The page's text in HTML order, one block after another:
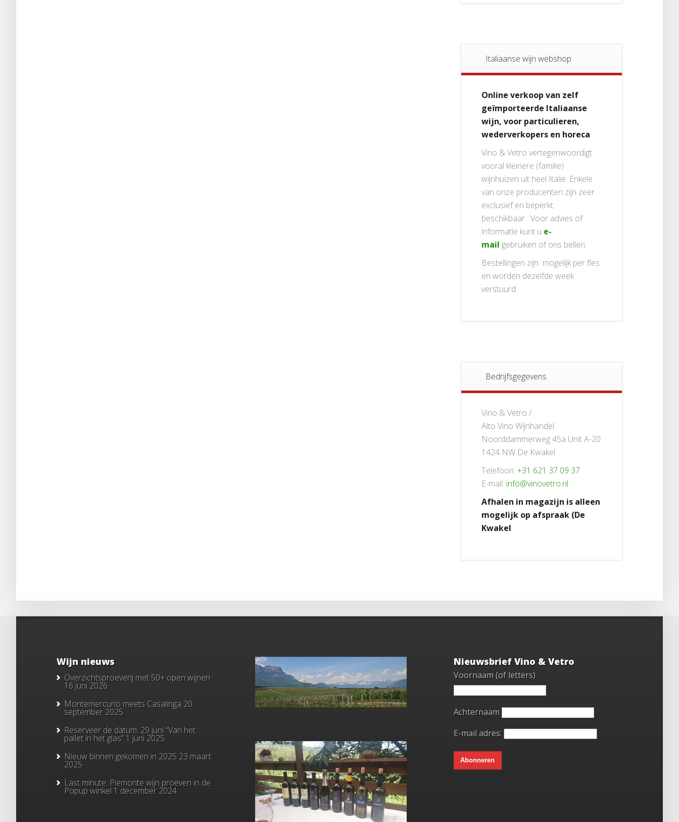
Italiaanse wijn webshop
Online verkoop van zelf
geïmporteerde Italiaanse
wijn, voor particulieren,
wederverkopers en horeca
Vino & Vetro vertegenwoordigt
vooral kleinere (familie)
wijnhuizen uit heel Italië. Enkele
van onze producenten zijn zeer
exclusief en beperkt
beschikbaar. Voor advies of
informatie kunt u e-
mail gebruiken of ons bellen.
Bestellingen zijn mogelijk per fles
en worden dezelfde week
verstuurd.
Bedrijfsgegevens
Vino & Vetro /
Alto Vino Wijnhandel
Noorddammerweg 45a Unit A-20
1424 NW De Kwakel
Telefoon: +31 621 37 09 37
E-mail: info@vinovetro.nl
Afhalen in magazijn is alleen
mogelijk op afspraak (De
Kwakel
Wijn nieuws
Overzichtsproeverij met 50+ open wijnen
16 juni 2026
Montemercurio meets Casalinga 20
september 2025
Reserveer de datum: 29 juni “Van het
pallet in het glas” 1 juni 2025
Nieuw binnen gekomen in 2025 23 maart
2025
Last minute: Piemonte wijn proeven in de
Popup winkel 1 december 2024
Nieuwsbrief Vino & Vetro
Voornaam (of letters)
Achternaam
E-mail adres: